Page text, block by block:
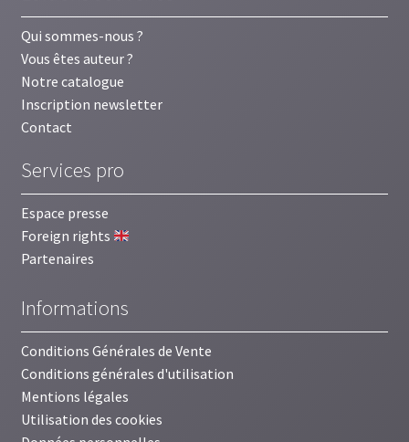
Qui sommes-nous ?
Vous êtes auteur ?
Notre catalogue
Inscription newsletter
Contact
Services pro
Espace presse
Foreign rights
Partenaires
Informations
Conditions Générales de Vente
Conditions générales d'utilisation
Mentions légales
Utilisation des cookies